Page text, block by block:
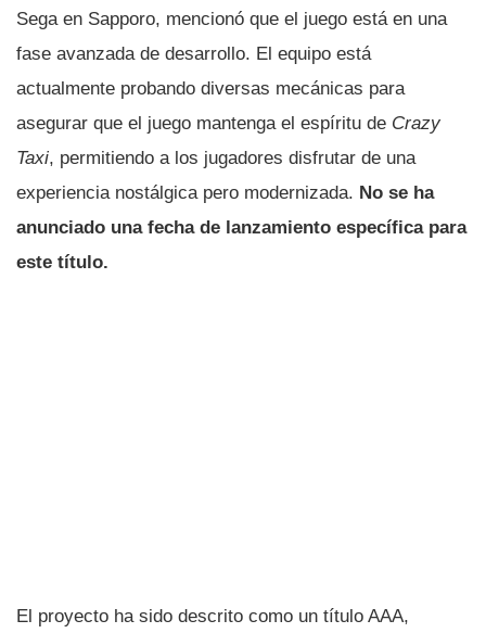
Sega en Sapporo, mencionó que el juego está en una
fase avanzada de desarrollo. El equipo está
actualmente probando diversas mecánicas para
asegurar que el juego mantenga el espíritu de Crazy
Taxi, permitiendo a los jugadores disfrutar de una
experiencia nostálgica pero modernizada. No se ha
anunciado una fecha de lanzamiento específica para
este título.
El proyecto ha sido descrito como un título AAA,